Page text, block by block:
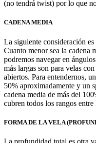
(no tendrá twist) por lo que
CADENA MEDIA
La siguiente consideración
Cuanto menor sea la cadena
podremos navegar en
más largas son para velas
abiertos. Para entendernos,
50% aproximadamente y un
cadena media de más del
cubren todos los rangos
FORMA DE LA VELA
La profundidad total es otra